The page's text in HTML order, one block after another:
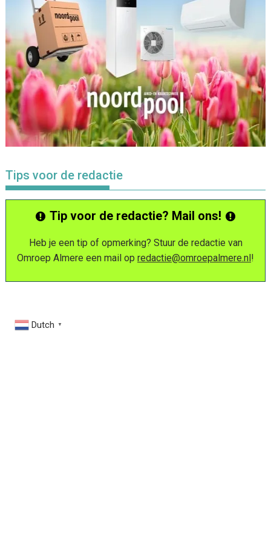
Tips voor de redactie
Tip voor de redactie? Mail ons!
Heb je een tip of opmerking? Stuur de redactie van
Omroep Almere een mail op redactie@omroepalmere.nl!
Dutch ▼